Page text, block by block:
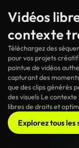
Vidéos
contexte
Téléchargez des
pour vos projets
pointue de vidéos
capturant des
que des clips générés
des visuels Le
libres de droits et
Explorez tous les